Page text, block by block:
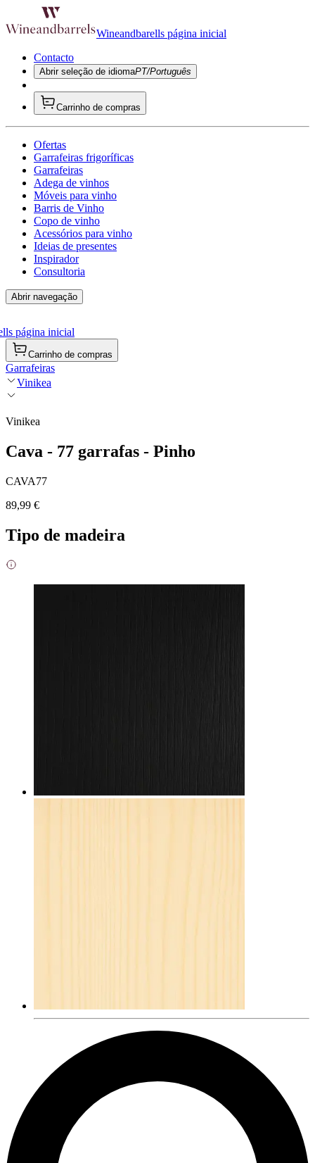
Wineandbarells página inicial
Contacto
Abrir seleção de idiomaPT/Português
Carrinho de compras
Ofertas
Garrafeiras frigoríficas
Garrafeiras
Adega de vinhos
Móveis para vinho
Barris de Vinho
Copo de vinho
Acessórios para vinho
Ideias de presentes
Inspirador
Consultoria
Abrir navegação
página inicial
Carrinho de compras
Garrafeiras
Vinikea
Vinikea
Cava - 77 garrafas - Pinho
CAVA77
89,99 €
Tipo de madeira